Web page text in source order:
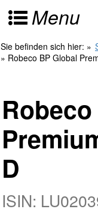
Menu
Sie befinden sich hier: »
» Robeco BP Global
D
ISIN: